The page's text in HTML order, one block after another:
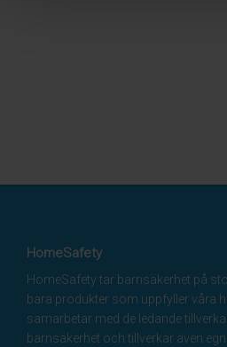
HomeSafety
HomeSafety tar barnsäkerhet på
bara produkter som uppfyller våra
samarbetar med de ledande
barnsäkerhet och tillverkar även